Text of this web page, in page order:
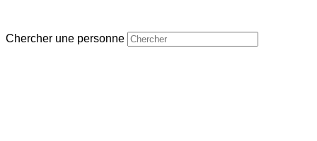
Chercher une personne